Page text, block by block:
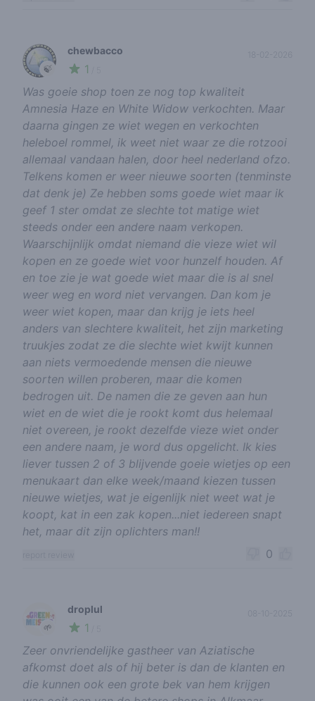
🍃
chewbacco
1
Was goeie shop toen ze nog top kwaliteit
Amnesia Haze en White Widow verkochten. Maar
daarna gingen ze wiet wegen en verkochten
heleboel rommel, ik weet niet waar ze die rotzooi
allemaal vandaan halen, door heel nederland ofzo.
Telkens komen er weer nieuwe soorten (tenminste
dat denk je) Ze hebben soms goede wiet maar ik
geef 1 ster omdat ze slechte tot matige wiet
steeds onder een andere naam verkopen.
Waarschijnlijk omdat niemand die vieze wiet wil
kopen en ze goede wiet voor hunzelf houden. Af
en toe zie je wat goede wiet maar die is al snel
weer weg en word niet vervangen. Dan kom je
weer wiet kopen, maar dan krijg je iets heel
anders van slechtere kwaliteit, het zijn marketing
truukjes zodat ze die slechte wiet kwijt kunnen
aan niets vermoedende mensen die nieuwe
soorten willen proberen, maar die komen
bedrogen uit. De namen die ze geven aan hun
wiet en de wiet die je rookt komt dus helemaal
niet overeen, je rookt dezelfde vieze wiet onder
een andere naam, je word dus opgelicht. Ik kies
liever tussen 2 of 3 blijvende goeie wietjes op een
menukaart dan elke week/maand kiezen tussen
nieuwe wietjes, wat je eigenlijk niet weet wat je
koopt, kat in een zak kopen...niet iedereen snapt
het, maar dit zijn oplichters man!!
0
🌱
droplul
1
Zeer onvriendelijke gastheer van Aziatische
afkomst doet als of hij beter is dan de klanten en
die kunnen ook een grote bek van hem krijgen